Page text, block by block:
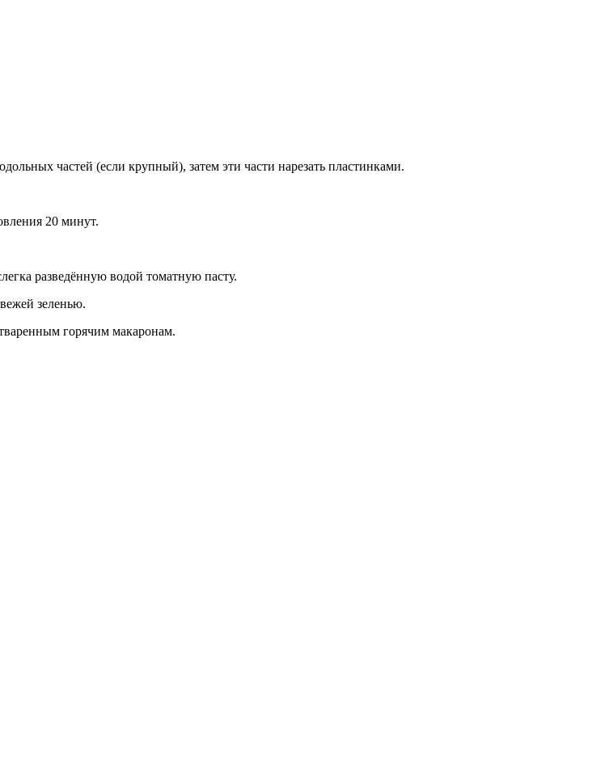
частей (если крупный), затем эти части нарезать пластинками.
20 минут.
разведённую водой томатную пасту.
зеленью.
горячим макаронам.